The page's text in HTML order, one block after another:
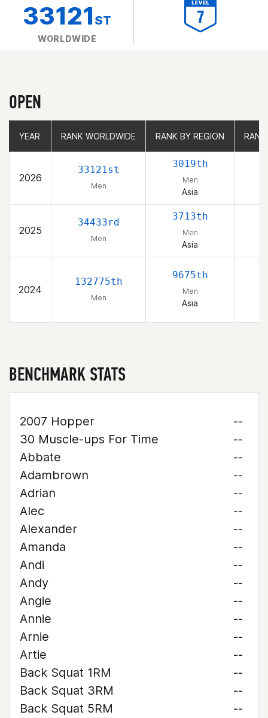
33121 ST
WORLDWIDE
OPEN
YEAR RANK WORLDWIDE RANK BY REGION
2026
33121st
Men
3019th
Men
Asia
2025
34433rd
Men
3713th
Men
Asia
2024
132775th
Men
9675th
Men
Asia
YEAR RANK WORLDWIDE RANK BY REGION
BENCHMARK STATS
2007 Hopper
--
30 Muscle-ups For Time
--
Abbate
--
Adambrown
--
Adrian
--
Alec
--
Alexander
--
Amanda
--
Andi
--
Andy
--
Angie
--
Annie
--
Arnie
--
Artie
--
Back Squat 1RM
--
Back Squat 3RM
--
Back Squat 5RM
--